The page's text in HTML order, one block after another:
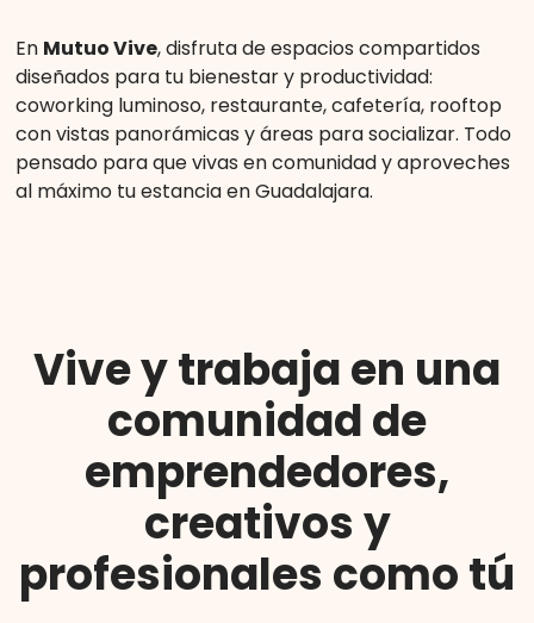
En Mutuo Vive, disfruta de espacios compartidos
diseñados para tu bienestar y productividad:
coworking luminoso, restaurante, cafetería, rooftop
con vistas panorámicas y áreas para socializar. Todo
pensado para que vivas en comunidad y aproveches
al máximo tu estancia en Guadalajara.
Vive y trabaja en una
comunidad de
emprendedores,
creativos y
profesionales como tú